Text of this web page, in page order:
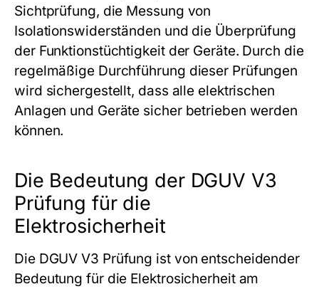
Sichtprüfung, die Messung von
Isolationswiderständen und die Überprüfung
der Funktionstüchtigkeit der Geräte. Durch die
regelmäßige Durchführung dieser Prüfungen
wird sichergestellt, dass alle elektrischen
Anlagen und Geräte sicher betrieben werden
können.
Die Bedeutung der DGUV V3
Prüfung für die
Elektrosicherheit
Die DGUV V3 Prüfung ist von entscheidender
Bedeutung für die Elektrosicherheit am